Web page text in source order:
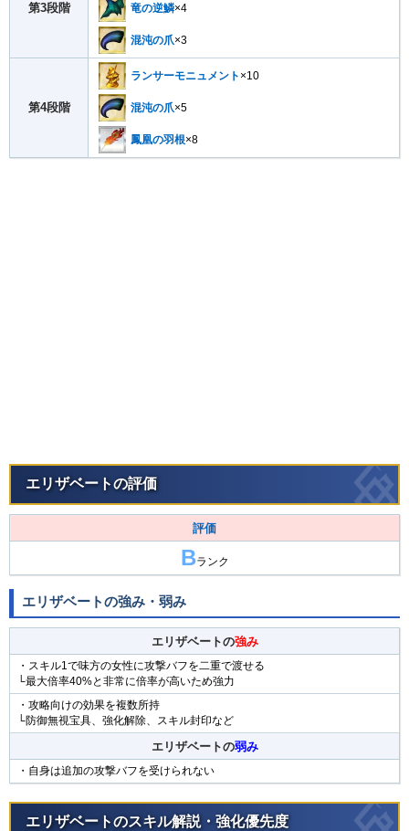
第3段階 竜の逆鱗×4
混沌の爪×3
第4段階
ランサーモニュメント ×10
混沌の爪×5
鳳凰の羽根×8
エリザベートの評価
評価
Bランク
エリザベートの強み・弱み
エリザベートの強み
・スキル1で味方の女性に攻撃バフを二重で渡せる
└最大倍率40%と非常に倍率が高いため強力
・攻略向けの効果を複数所持
└防御無視宝具、強化解除、スキル封印など
エリザベートの弱み
・自身は追加の攻撃バフを受けられない
エリザベートのスキル解説・強化優先度